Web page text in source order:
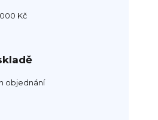
Kč
objednání